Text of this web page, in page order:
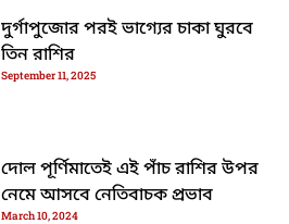
দুর্গাপুজোর পরই ভাগ্যের চাকা ঘুরবে
তিন রাশির
September 11, 2025
দোল পূর্ণিমাতেই এই পাঁচ রাশির উপর
নেমে আসবে নেতিবাচক প্রভাব
March 10, 2024